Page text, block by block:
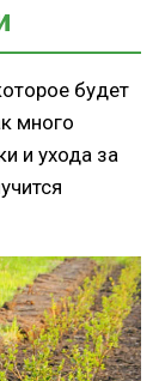
будет
много
и ухода за